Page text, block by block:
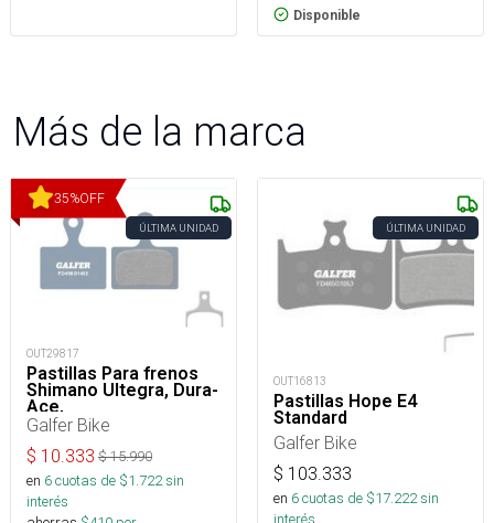
Disponible
Más de la marca
35%OFF
ÚLTIMA UNIDAD
OUT29817
Pastillas Para frenos
Shimano Ultegra, Dura-
Ace,
RS305/405/505/805 y
Galfer Bike
$ 10.333 $15.990
en 6cuotas de $1.722sin
interés
ÚLTIMA UNIDAD
OUT16813
Pastillas Hope E4
Standard
Galfer Bike
$ 103.333
en 6cuotas de $17.222sin
interés